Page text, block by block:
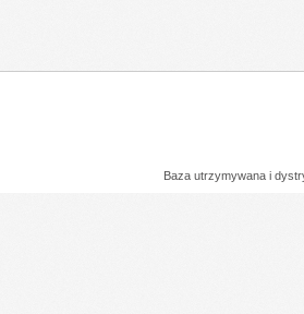
Baza utrzymywana i